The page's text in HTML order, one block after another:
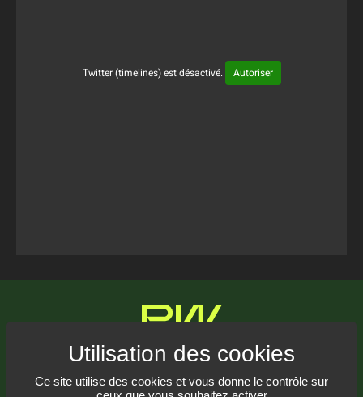
Ce site utilise des cookies et vous donne le contrôle sur
Twitter (timelines) est désactivé. Autoriser
Communiquez avec nous